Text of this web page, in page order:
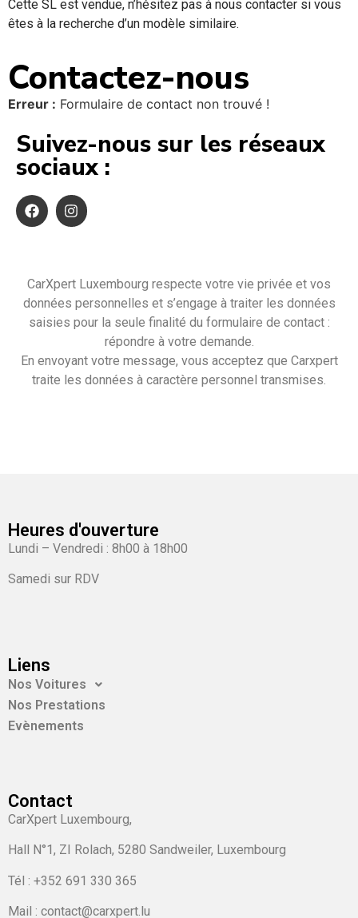
Cette SL est vendue, n’hésitez pas à nous contacter si vous
êtes à la recherche d’un modèle similaire.
Contactez-nous
Erreur : Formulaire de contact non trouvé !
Suivez-nous sur les réseaux
sociaux :
CarXpert Luxembourg respecte votre vie privée et vos
données personnelles et s’engage à traiter les données
saisies pour la seule finalité du formulaire de contact :
répondre à votre demande.
En envoyant votre message, vous acceptez que Carxpert
traite les données à caractère personnel transmises.
Heures d'ouverture
Lundi – Vendredi : 8h00 à 18h00
Samedi sur RDV
Liens
Nos Voitures
Nos Prestations
Evènements
Contact
CarXpert Luxembourg,
Hall N°1, ZI Rolach, 5280 Sandweiler, Luxembourg
Tél : +352 691 330 365
Mail : contact@carxpert.lu